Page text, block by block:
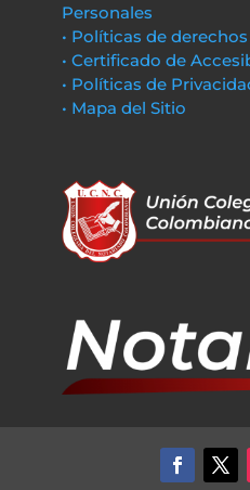
Personales
• Políticas de
• Certificado de
• Políticas de
• Mapa del Sitio